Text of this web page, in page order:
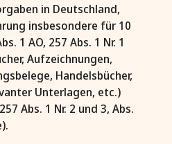
in Deutschland,
insbesondere für 10
1 AO, 257 Abs. 1 Nr. 1
Aufzeichnungen,
Handelsbücher,
Unterlagen, etc.)
Abs. 1 Nr. 2 und 3, Abs.